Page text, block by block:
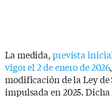
La medida,prevista
vigor el 2 de enero de 2026
modificación de la Ley de
impulsada en 2025.